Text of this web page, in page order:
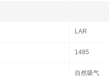
LAR
1485
自然吸气